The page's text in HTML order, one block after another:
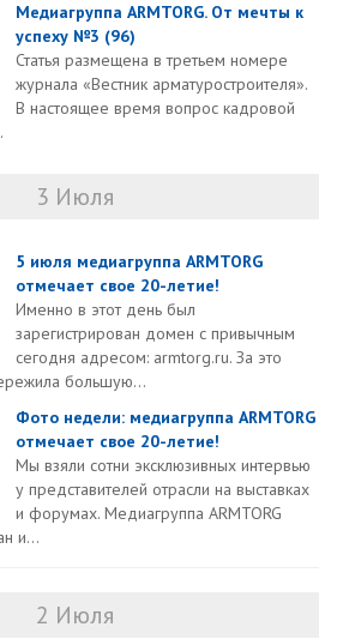
Медиагруппа ARMTORG. От мечты к
успеху №3 (96)
Статья размещена в третьем номере
журнала «Вестник арматуростроителя».
В настоящее время вопрос кадровой
3 Июля
5 июля медиагруппа ARMTORG
отмечает свое 20-летие!
Именно в этот день был
зарегистрирован домен с привычным
сегодня адресом: armtorg.ru. За это
большую...
Фото недели: медиагруппа ARMTORG
отмечает свое 20-летие!
Мы взяли сотни эксклюзивных интервью
у представителей отрасли на выставках
и форумах. Медиагруппа ARMTORG
и...
2 Июля